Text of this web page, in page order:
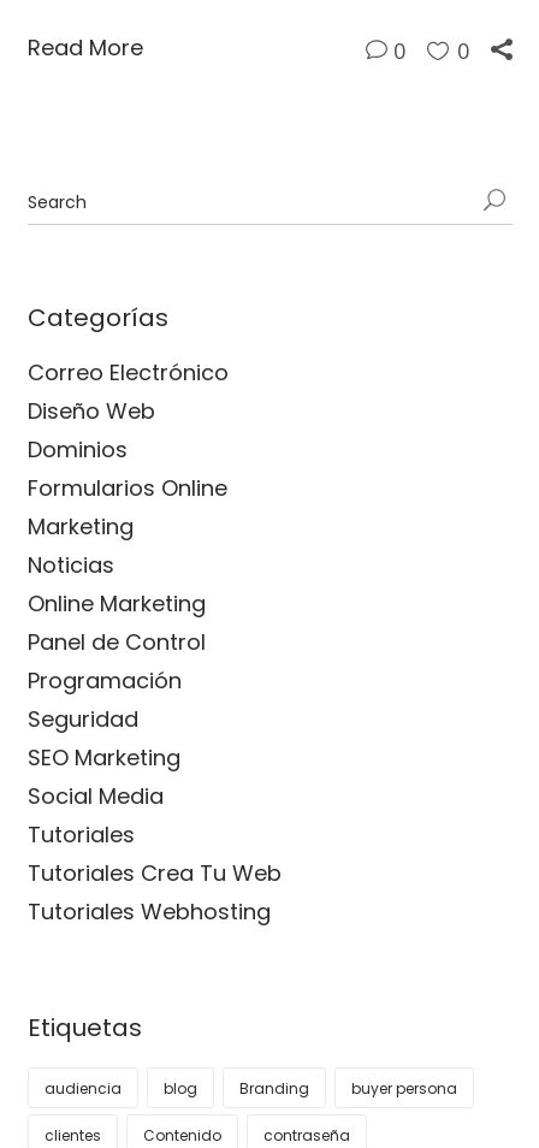
Read More 0 0
Categorías
Correo Electrónico
Diseño Web
Dominios
Formularios Online
Marketing
Noticias
Online Marketing
Panel de Control
Programación
Seguridad
SEO Marketing
Social Media
Tutoriales
Tutoriales Crea Tu Web
Tutoriales Webhosting
Etiquetas
audiencia blog Branding buyer persona
clientes Contenido contraseña